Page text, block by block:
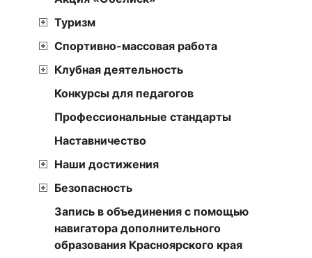
Туризм
Спортивно-массовая работа
Клубная деятельность
Конкурсы для педагогов
Профессиональные стандарты
Наставничество
Наши достижения
Безопасность
Запись в объединения с помощью
навигатора дополнительного
образования Красноярского края